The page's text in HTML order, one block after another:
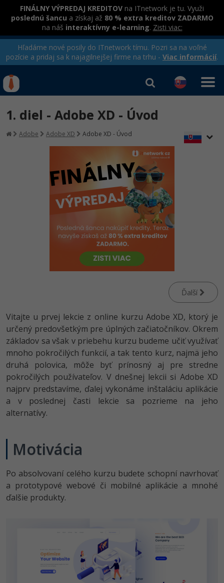
FINÁLNY VÝPREDAJ KREDITOV na ITnetwork je tu. Využi
poslednú šancu a získaj až 80 % extra kreditov ZADARMO
na náš interaktívny e-learning. Zisti viac:
Hľadáme nové posily do ITnetwork tímu. Pozri sa na voľné
pozície a pridaj sa k najagilnejšej firme na trhu - Viac informácií.
hradené úradom práce
Kurzy programovania
Ako začať?
-80%
C# .NET -80%
Python -80%
JavaScript -80%
Swift -80%
Kotlin -80%
Céčko -80%
VB.NET
UML -80%
Algoritmy
Umelá inteligencia -10%
Fórum
Kurzy e-commerce
Testovanie softvéru
Marketing -30%
WordPress
Copywriting -30%
MS Office -80%
Google Dokumenty
Time management
Linux a UNIX
Siete
Kybernetická bezpečnost
Kurzy dizajnu
-80%
Photoshop -80%
Adobe Illustrator -80%
Adobe XD
Adobe InDesign -25%
Adobe After Effects
Blender -80%
Inkscape
Video
Ostatné
Fórum
Prihlásiť sa Registrovať
1. diel - Adobe XD - Úvod
Adobe Adobe XD Adobe XD - Úvod
Ďalší
Vitajte u prvej lekcie z online kurzu Adobe XD, ktorý je
určený predovšetkým pre úplných začiatočníkov. Okrem
základov sa však v priebehu kurzu budeme učiť využívať
mnoho pokročilých funkcií, a tak tento kurz, najmä jeho
druhá polovica, môže byť prínosný aj pre stredne
pokročilých používateľov. V dnešnej lekcii si Adobe XD
najprv predstavíme, ďalej vykonáme inštaláciu aplikácie
a v poslednej časti lekcie sa pozrieme na jeho
alternatívy.
Motivácia
Po absolvovaní celého kurzu budete schopní navrhovať
a prototypové webové či mobilné aplikácie a mnohé
ďalšie produkty.